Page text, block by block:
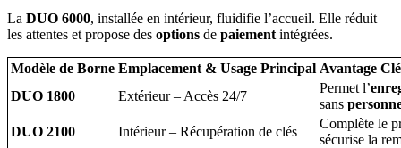
La DUO 6000, installée en intérieur, fluidifie l’accueil. Elle réduit
les attentes et propose des options de paiement intégrées.
Modèle de Borne Emplacement & Usage Principal Avantage
DUO 1800
Extérieur – Accès 24/7
Permet l’
sans
DUO 2100
Intérieur – Récupération de clés
Complète le
sécurise la